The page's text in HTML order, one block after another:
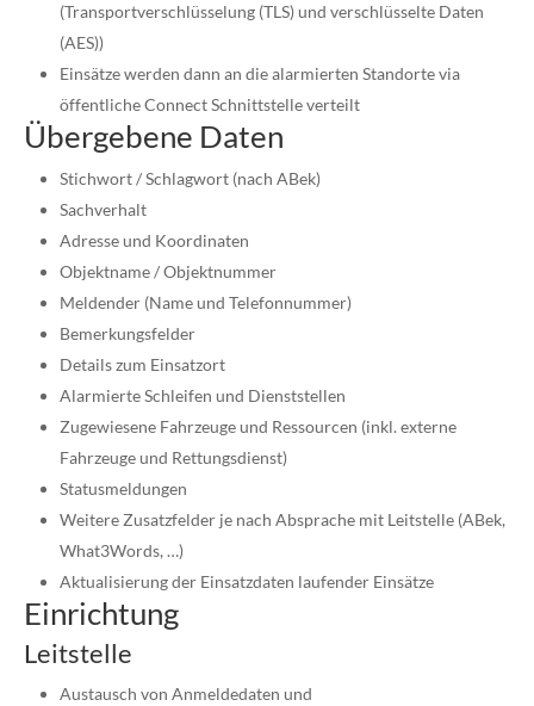
(Transportverschlüsselung (TLS) und verschlüsselte Daten
(AES))
Einsätze werden dann an die alarmierten Standorte via
öffentliche Connect Schnittstelle verteilt
Übergebene Daten
Stichwort / Schlagwort (nach ABek)
Sachverhalt
Adresse und Koordinaten
Objektname / Objektnummer
Meldender (Name und Telefonnummer)
Bemerkungsfelder
Details zum Einsatzort
Alarmierte Schleifen und Dienststellen
Zugewiesene Fahrzeuge und Ressourcen (inkl. externe
Fahrzeuge und Rettungsdienst)
Statusmeldungen
Weitere Zusatzfelder je nach Absprache mit Leitstelle (ABek,
What3Words, …)
Aktualisierung der Einsatzdaten laufender Einsätze
Einrichtung
Leitstelle
Austausch von Anmeldedaten und